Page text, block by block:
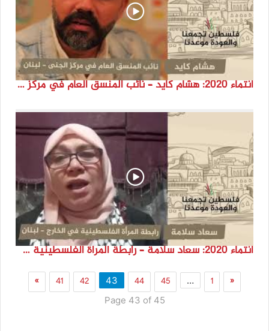
انتماء 2020: هشام كايد – نائب المنسق العام في مركز الجنى – لبنان
انتماء 2020: سعاد سلامة – رابطة المرأة الفلسطينية في الخارج – لبنان
«
1
…
41 42 43 44 45
»
Page 43 of 45